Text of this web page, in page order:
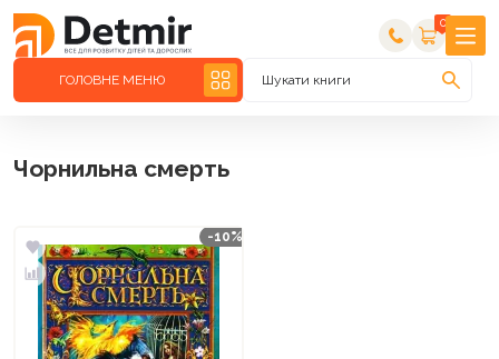
0
ГОЛОВНЕ МЕНЮ Шукати книги
Чорнильна смерть
-10%